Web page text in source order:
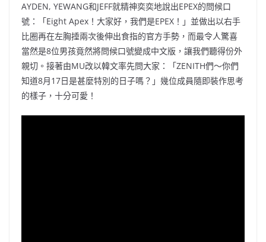
AYDEN, YEWANG和JEFF就精神奕奕地說出EPEX的問候口
號：「Eight Apex！大家好，我們是EPEX！」並做出以右手
比圈再在左胸捶兩次後伸出食指的官方手勢，而最令人驚喜
當然是8位男孩竟然將問候口號變成中文版，讓我們聽得份外
親切。接著由MU改以韓文率先問大家：「ZENITH們～你們
知道8月17日是甚麼特別的日子嗎？」幾位成員隨即裝作思考
的樣子，十分可愛！